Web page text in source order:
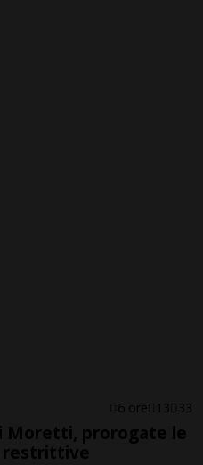
6 ore 13 33
Moretti, prorogate le
restrittive